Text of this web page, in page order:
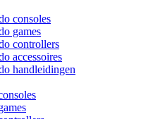
consoles
games
controllers
accessoires
handleidingen